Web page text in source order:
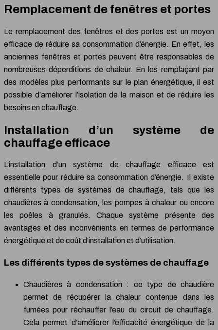
Remplacement de fenêtres et portes
Le remplacement des fenêtres et des portes est un moyen
efficace de réduire sa consommation d’énergie. En effet, les
anciennes fenêtres et portes peuvent être responsables de
nombreuses déperditions de chaleur. En les remplaçant par
des modèles plus performants sur le plan énergétique, il est
possible d’améliorer l’isolation de la maison et de réduire les
besoins en chauffage.
Installation d’un système de
chauffage efficace
L’installation d’un système de chauffage efficace est
essentielle pour réduire sa consommation d’énergie. Il existe
différents types de systèmes de chauffage, tels que les
chaudières à condensation, les pompes à chaleur ou encore
les poêles à granulés. Chaque système présente des
avantages et des inconvénients en termes de performance
énergétique et de coût d’installation et d’utilisation.
Les différents types de systèmes de chauffage
Chaudières à condensation : ce type de chaudière
permet de récupérer la chaleur contenue dans les
fumées pour réchauffer l’eau du circuit de chauffage.
Cela permet d’améliorer l’efficacité énergétique de la